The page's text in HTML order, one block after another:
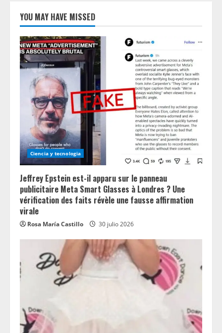
YOU MAY HAVE MISSED
Ciencia y tecnologia
Jeffrey Epstein est-il apparu sur le panneau
publicitaire Meta Smart Glasses à Londres ? Une
vérification des faits révèle une fausse affirmation
virale
Rosa María Castillo 30 julio 2026